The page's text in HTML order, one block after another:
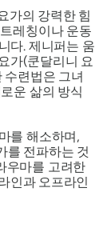
가의 강력한 힘
레칭이나 운동
다. 제니퍼는 움
가(쿤달리니 요
수련법은 그녀
운 삶의 방식
를 해소하며,
를 전파하는 것
우마를 고려한
인과 오프라인